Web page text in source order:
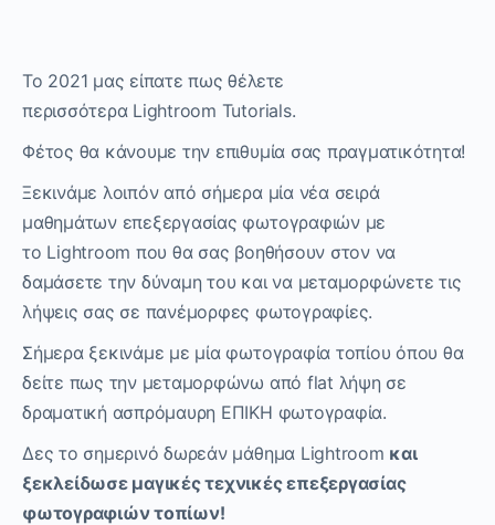
Το 2021 μας είπατε πως θέλετε
περισσότερα Lightroom Tutorials.
Φέτος θα κάνουμε την επιθυμία σας πραγματικότητα!
Ξεκινάμε λοιπόν από σήμερα μία νέα σειρά
μαθημάτων επεξεργασίας φωτογραφιών με
το Lightroom που θα σας βοηθήσουν στον να
δαμάσετε την δύναμη του και να μεταμορφώνετε τις
λήψεις σας σε πανέμορφες φωτογραφίες.
Σήμερα ξεκινάμε με μία φωτογραφία τοπίου όπου θα
δείτε πως την μεταμορφώνω από flat λήψη σε
δραματική ασπρόμαυρη ΕΠΙΚΗ φωτογραφία.
Δες το σημερινό δωρεάν μάθημα Lightroom και
ξεκλείδωσε μαγικές τεχνικές επεξεργασίας
φωτογραφιών τοπίων!